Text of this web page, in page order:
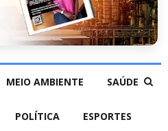
MEIO AMBIENTE SAÚDE
POLÍTICA ESPORTES